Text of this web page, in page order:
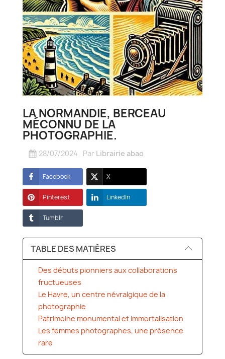
LA NORMANDIE, BERCEAU
MÉCONNU DE LA
PHOTOGRAPHIE.
28/07/2024 Par Librairie abao
Facebook X
Pinterest LinkedIn
Tumblr
TABLE DES MATIÈRES
Des débuts pionniers aux collaborations
fructueuses
Le Havre, un centre névralgique de la
photographie
Patrimoine monumental et immortalisation
Les femmes photographes, une présence
rare